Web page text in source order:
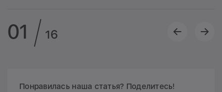
01 16
Понравилась наша статья? Поделитесь!